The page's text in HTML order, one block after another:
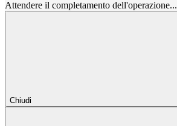
Attendere il completamento dell'operazione...
Chiudi